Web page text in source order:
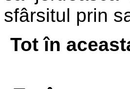
sfârsitul prin
Tot în